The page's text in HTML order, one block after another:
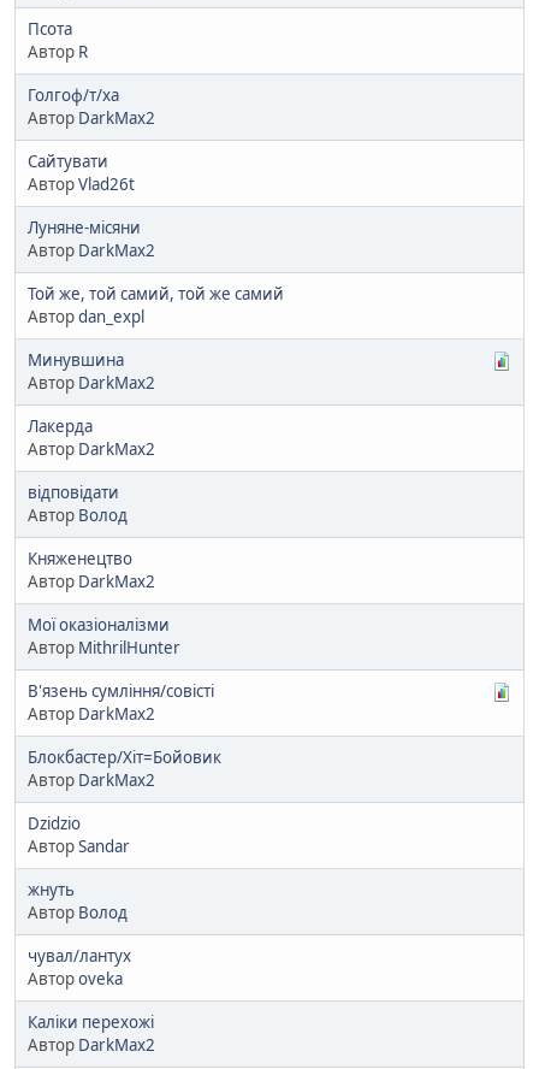
Псота
Автор R
Голгоф/т/ха
Автор DarkMax2
Сайтувати
АвторVlad26t
Луняне-місяни
Автор DarkMax2
Той же, той самий, той же самий
Авторdan_expl
Минувшина
Автор DarkMax2
Лакерда
Автор DarkMax2
відповідати
Автор Волод
Княженецтво
Автор DarkMax2
Мої оказіоналізми
Автор MithrilHunter
В'язень сумління/совісті
Автор DarkMax2
Блокбастер/Хіт=Бойовик
Автор DarkMax2
Dzidzio
АвторSandar
жнуть
Автор Волод
чувал/лантух
Авторoveka
Каліки перехожі
Автор DarkMax2